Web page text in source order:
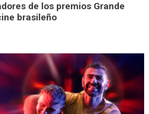
de los premios Grande
brasileño